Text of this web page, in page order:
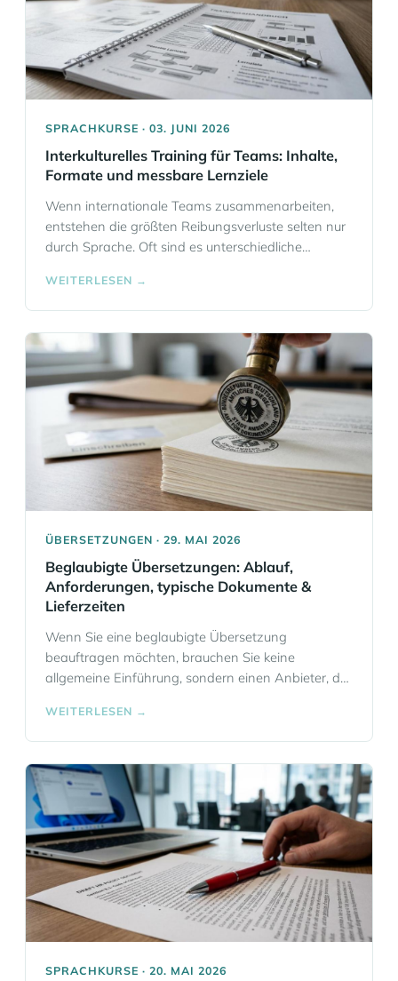
SPRACHKURSE · 03. JUNI 2026
Interkulturelles Training für Teams: Inhalte,
Formate und messbare Lernziele
Wenn internationale Teams zusammenarbeiten,
entstehen die größten Reibungsverluste selten nur
durch Sprache. Oft sind es unterschiedliche
Verhandlungen oder nonverbale Signale. Eloquia
Sprachschule Frankfurt entwickelt interkulturelle
Trainings für Unternehmen, die genau an diesen
Stellen ansetzen und Kommunikation im
Arbeitsalltag konkret verbessern. Eloquia
unterstützt Unternehmen in Frankfurt, bundesweit
und online mit maßgeschneiderten… Mehr
Informationen
WEITERLESEN →
ÜBERSETZUNGEN · 29. MAI 2026
Beglaubigte Übersetzungen: Ablauf,
Anforderungen, typische Dokumente &
Lieferzeiten
Wenn Sie eine beglaubigte Übersetzung
beauftragen möchten, brauchen Sie keine
allgemeine Einführung, sondern einen Anbieter, der
und mit sensiblen Dokumenten sicher umgeht.
Genau darauf ist Eloquia Sprachschule Frankfurt
als Übersetzungsbüro in Frankfurt ausgerichtet.
Eloquia unterstützt Unternehmen, Fachabteilungen
und Privatpersonen bei beglaubigten
Übersetzungen für Behörden, Hochschulen,
Arbeitgeber und andere einreichende… Mehr
Informationen
WEITERLESEN →
SPRACHKURSE · 20. MAI 2026